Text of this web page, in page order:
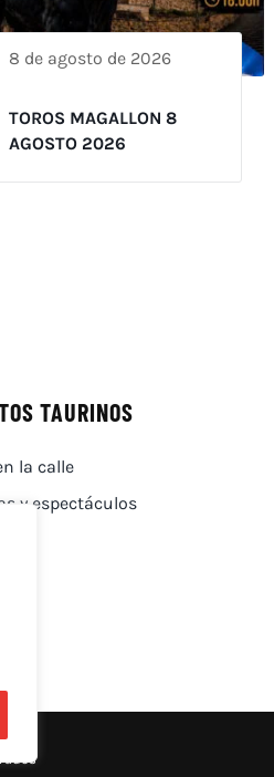
8 de agosto de 2026
TOROS MAGALLON 8
AGOSTO 2026
TAURINOS
la calle
y espectáculos